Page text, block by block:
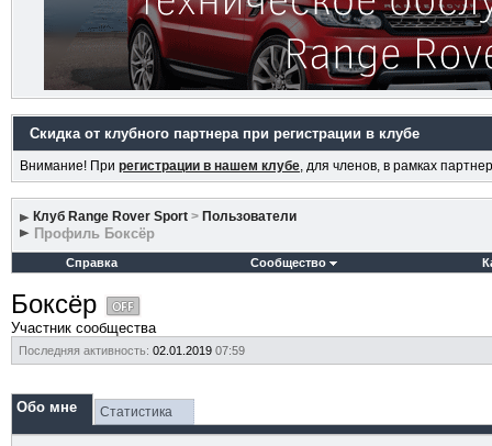
Скидка от клубного партнера при регистрации в клубе
Внимание! При регистрации в нашем клубе, для членов, в рамках
Клуб Range Rover Sport > Пользователи
Профиль Боксёр
Справка Сообщество
Боксёр
Участник сообщества
Последняя активность: 02.01.2019 07:59
Обо мне Статистика